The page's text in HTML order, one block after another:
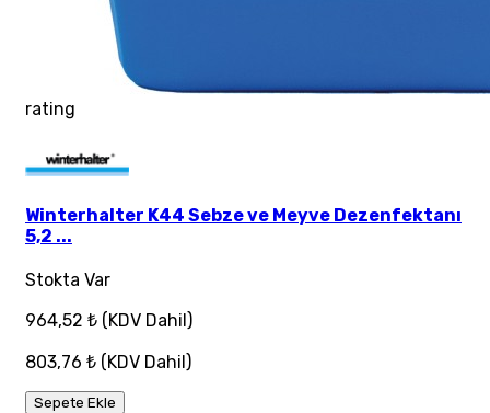
rating
Winterhalter K44 Sebze ve Meyve Dezenfektanı
5,2 ...
Stokta Var
964,52 ₺ (KDV Dahil)
803,76 ₺ (KDV Dahil)
Sepete Ekle